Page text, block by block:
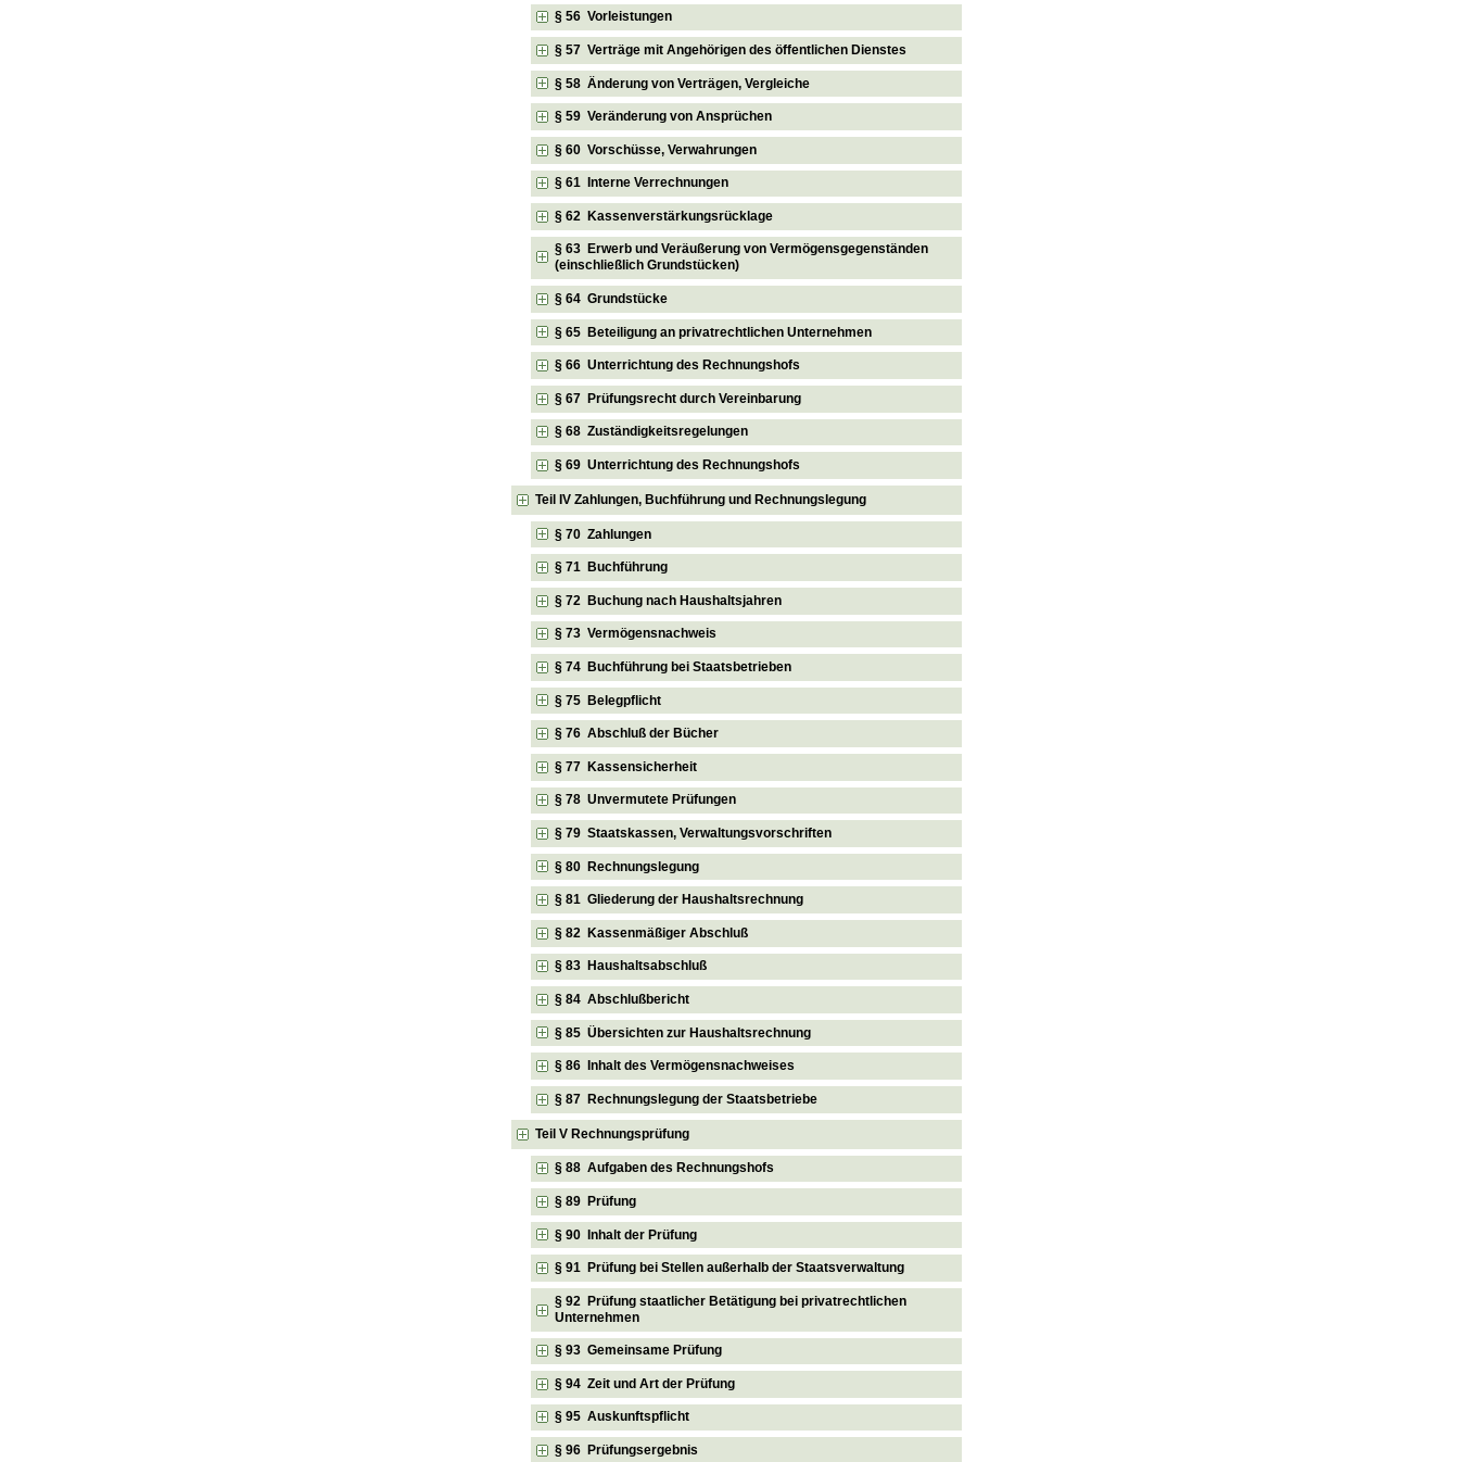
§ 56 Vorleistungen
§ 57 Verträge mit Angehörigen des öffentlichen Dienstes
§ 58 Änderung von Verträgen, Vergleiche
§ 59 Veränderung von Ansprüchen
§ 60 Vorschüsse, Verwahrungen
§ 61 Interne Verrechnungen
§ 62 Kassenverstärkungsrücklage
§ 63 Erwerb und Veräußerung von Vermögensgegenständen
(einschließlich Grundstücken)
§ 64 Grundstücke
§ 65 Beteiligung an privatrechtlichen Unternehmen
§ 66 Unterrichtung des Rechnungshofs
§ 67 Prüfungsrecht durch Vereinbarung
§ 68 Zuständigkeitsregelungen
§ 69 Unterrichtung des Rechnungshofs
Teil IV Zahlungen, Buchführung und Rechnungslegung
§ 70 Zahlungen
§ 71 Buchführung
§ 72 Buchung nach Haushaltsjahren
§ 73 Vermögensnachweis
§ 74 Buchführung bei Staatsbetrieben
§ 75 Belegpflicht
§ 76 Abschluß der Bücher
§ 77 Kassensicherheit
§ 78 Unvermutete Prüfungen
§ 79 Staatskassen, Verwaltungsvorschriften
§ 80 Rechnungslegung
§ 81 Gliederung der Haushaltsrechnung
§ 82 Kassenmäßiger Abschluß
§ 83 Haushaltsabschluß
§ 84 Abschlußbericht
§ 85 Übersichten zur Haushaltsrechnung
§ 86 Inhalt des Vermögensnachweises
§ 87 Rechnungslegung der Staatsbetriebe
Teil V Rechnungsprüfung
§ 88 Aufgaben des Rechnungshofs
§ 89 Prüfung
§ 90 Inhalt der Prüfung
§ 91 Prüfung bei Stellen außerhalb der Staatsverwaltung
§ 92 Prüfung staatlicher Betätigung bei privatrechtlichen
Unternehmen
§ 93 Gemeinsame Prüfung
§ 94 Zeit und Art der Prüfung
§ 95 Auskunftspflicht
§ 96 Prüfungsergebnis